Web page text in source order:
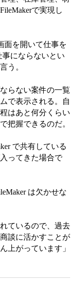
で実現し
面を開いて仕事を
事にならないとい
う。
らない案件の一覧
で表示される。自
はあと何分くらい
把握できるのだ。
で共有している
ってきた場合で
は欠かせな
ているので、過去
談に活かすことが
上がっています」